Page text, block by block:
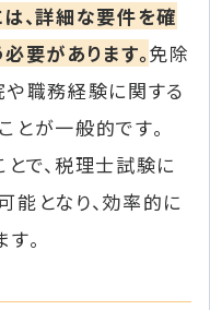
、詳細な要件を確
要があります。免除
職務経験に関する
が一般的です。
で、税理士試験に
となり、効率的に
。